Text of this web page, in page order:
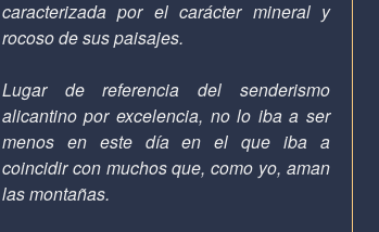
caracterizada por el carácter mineral y
rocoso de sus paisajes.
Lugar de referencia del senderismo
alicantino por excelencia, no lo iba a ser
menos en este día en el que iba a
coincidir con muchos que, como yo, aman
las montañas.